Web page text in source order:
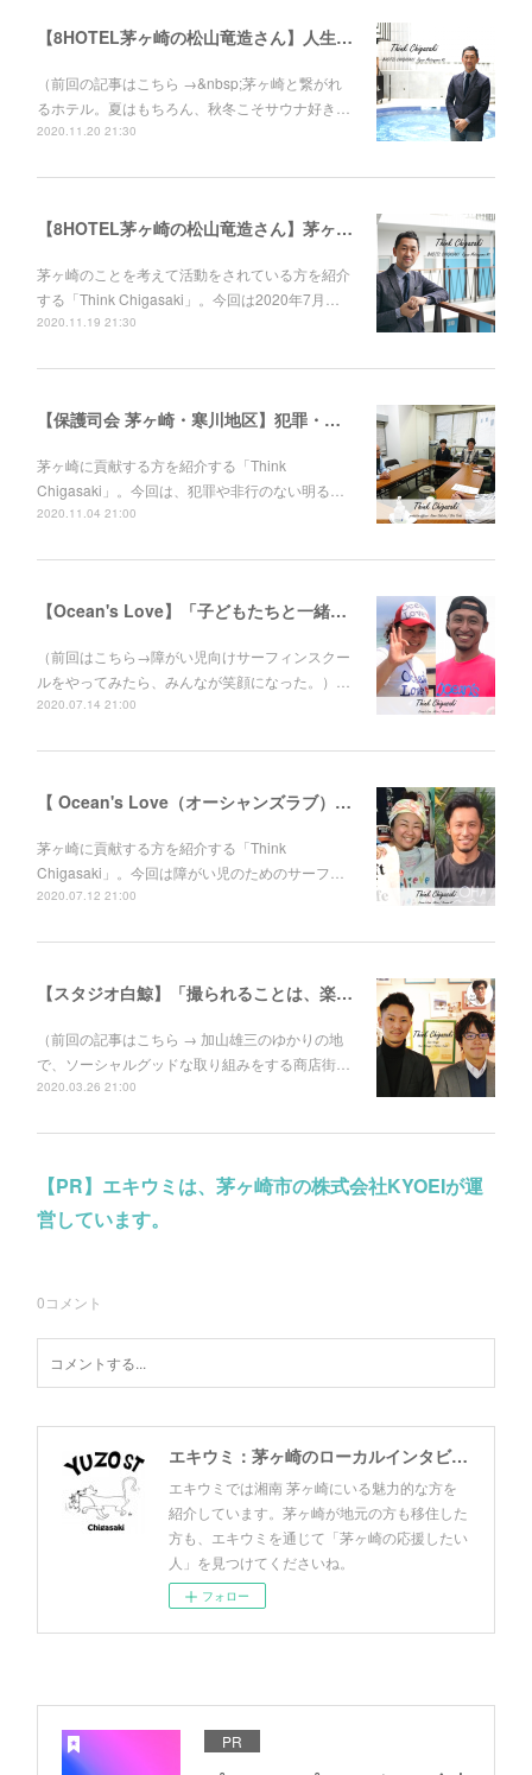
【8HOTEL茅ヶ崎の松山竜造さん】人生を変えた、社長との再会。ゼットンから湘南レーベルへ。
（前回の記事はこちら →&nbsp;茅ヶ崎と繋がれ
るホテル。夏はもちろん、秋冬こそサウナ好き…
2020.11.20 21:30
【8HOTEL茅ヶ崎の松山竜造さん】茅ヶ崎と繋がれるホテル。夏はもちろん、秋冬こそサウナ好きに来て欲しい。
茅ヶ崎のことを考えて活動をされている方を紹介
する「Think Chigasaki」。今回は2020年7月…
2020.11.19 21:30
【保護司会 茅ヶ崎・寒川地区】犯罪・非行から立ち直ろうとする人に、寄り添う人がいます。保護司の板坂光明さん、戸井田 慎さん
茅ヶ崎に貢献する方を紹介する「Think
Chigasaki」。今回は、犯罪や非行のない明る…
2020.11.04 21:00
【Ocean's Love】「子どもたちと一緒に成長していきたい。」伊東"あびる"花江さんと伊藤良師さん
（前回はこちら→障がい児向けサーフィンスクー
ルをやってみたら、みんなが笑顔になった。）…
2020.07.14 21:00
【 Ocean's Love（オーシャンズラブ）】障がい児向けサーフィンスクールをやってみたら、みんなが笑顔になった。伊東“あびる”花江さんと伊藤良師さん
茅ヶ崎に貢献する方を紹介する「Think
Chigasaki」。今回は障がい児のためのサーフ…
2020.07.12 21:00
【スタジオ白鯨】「撮られることは、楽しい。」人に喜んでもらえて、自分たちも成長できることをする
（前回の記事はこちら → 加山雄三のゆかりの地
で、ソーシャルグッドな取り組みをする商店街…
2020.03.26 21:00
【PR】エキウミは、茅ヶ崎市の株式会社KYOEIが運
営しています。
0コメント
エキウミ：茅ヶ崎のローカルインタビューメディア
エキウミでは湘南 茅ヶ崎にいる魅力的な方を
紹介しています。茅ヶ崎が地元の方も移住した
方も、エキウミを通じて「茅ヶ崎の応援したい
人」を見つけてくださいね。
フォロー
PR